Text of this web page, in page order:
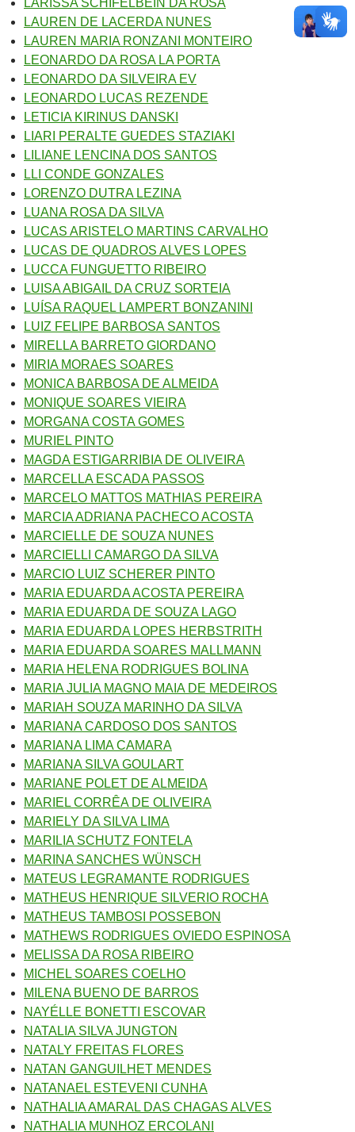
LAUREN DE LACERDA NUNES
LAUREN MARIA RONZANI MONTEIRO
LEONARDO DA ROSA LA PORTA
LEONARDO DA SILVEIRA EV
LEONARDO LUCAS REZENDE
LETICIA KIRINUS DANSKI
LIARI PERALTE GUEDES STAZIAKI
LILIANE LENCINA DOS SANTOS
LLI CONDE GONZALES
LORENZO DUTRA LEZINA
LUANA ROSA DA SILVA
LUCAS ARISTELO MARTINS CARVALHO
LUCAS DE QUADROS ALVES LOPES
LUCCA FUNGUETTO RIBEIRO
LUISA ABIGAIL DA CRUZ SORTEIA
LUÍSA RAQUEL LAMPERT BONZANINI
LUIZ FELIPE BARBOSA SANTOS
MIRELLA BARRETO GIORDANO
MIRIA MORAES SOARES
MONICA BARBOSA DE ALMEIDA
MONIQUE SOARES VIEIRA
MORGANA COSTA GOMES
MURIEL PINTO
MAGDA ESTIGARRIBIA DE OLIVEIRA
MARCELLA ESCADA PASSOS
MARCELO MATTOS MATHIAS PEREIRA
MARCIA ADRIANA PACHECO ACOSTA
MARCIELLE DE SOUZA NUNES
MARCIELLI CAMARGO DA SILVA
MARCIO LUIZ SCHERER PINTO
MARIA EDUARDA ACOSTA PEREIRA
MARIA EDUARDA DE SOUZA LAGO
MARIA EDUARDA LOPES HERBSTRITH
MARIA EDUARDA SOARES MALLMANN
MARIA HELENA RODRIGUES BOLINA
MARIA JULIA MAGNO MAIA DE MEDEIROS
MARIAH SOUZA MARINHO DA SILVA
MARIANA CARDOSO DOS SANTOS
MARIANA LIMA CAMARA
MARIANA SILVA GOULART
MARIANE POLET DE ALMEIDA
MARIEL CORRÊA DE OLIVEIRA
MARIELY DA SILVA LIMA
MARILIA SCHUTZ FONTELA
MARINA SANCHES WÜNSCH
MATEUS LEGRAMANTE RODRIGUES
MATHEUS HENRIQUE SILVERIO ROCHA
MATHEUS TAMBOSI POSSEBON
MATHEWS RODRIGUES OVIEDO ESPINOSA
MELISSA DA ROSA RIBEIRO
MICHEL SOARES COELHO
MILENA BUENO DE BARROS
NAYÉLLE BONETTI ESCOVAR
NATALIA SILVA JUNGTON
NATALY FREITAS FLORES
NATAN GANGUILHET MENDES
NATANAEL ESTEVENI CUNHA
NATHALIA AMARAL DAS CHAGAS ALVES
NATHALIA MUNHOZ ERCOLANI